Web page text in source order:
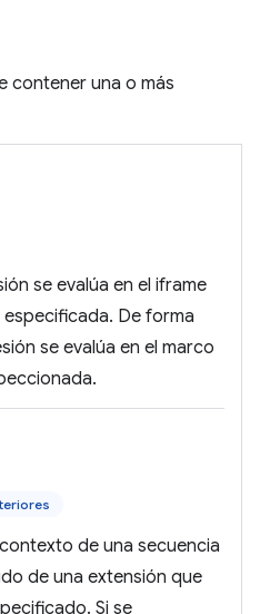
contener una o más
se evalúa en el iframe
De forma
se evalúa en el marco
de una secuencia
de una extensión que
Si se